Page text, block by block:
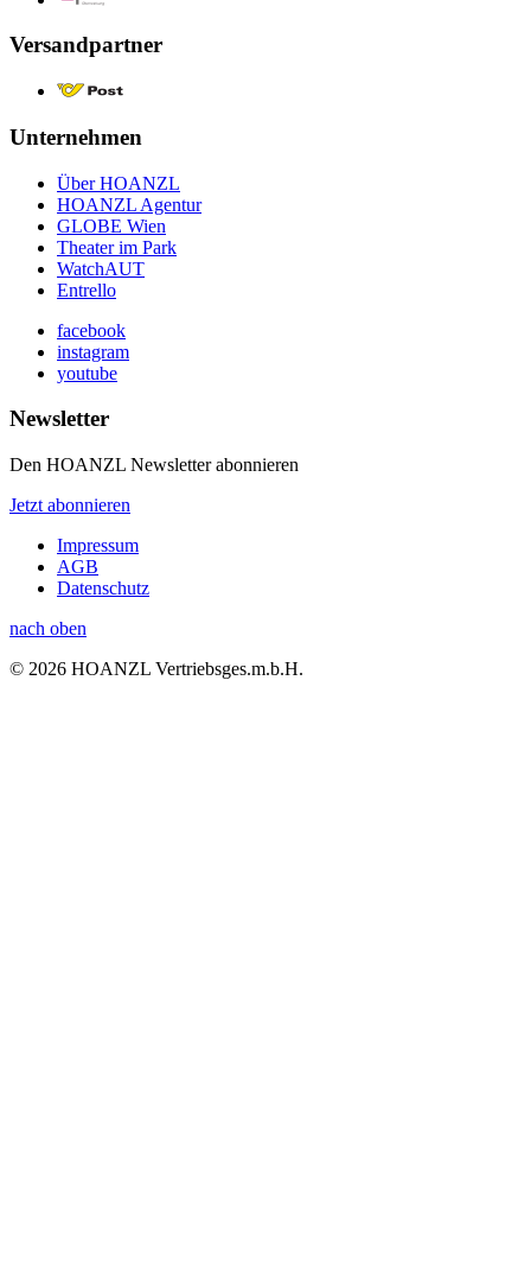
Versandpartner
Unternehmen
Über HOANZL
HOANZL Agentur
GLOBE Wien
Theater im Park
WatchAUT
Entrello
facebook
instagram
youtube
Newsletter
Den HOANZL Newsletter abonnieren
Jetzt abonnieren
Impressum
AGB
Datenschutz
nach oben
© 2026 HOANZL Vertriebsges.m.b.H.